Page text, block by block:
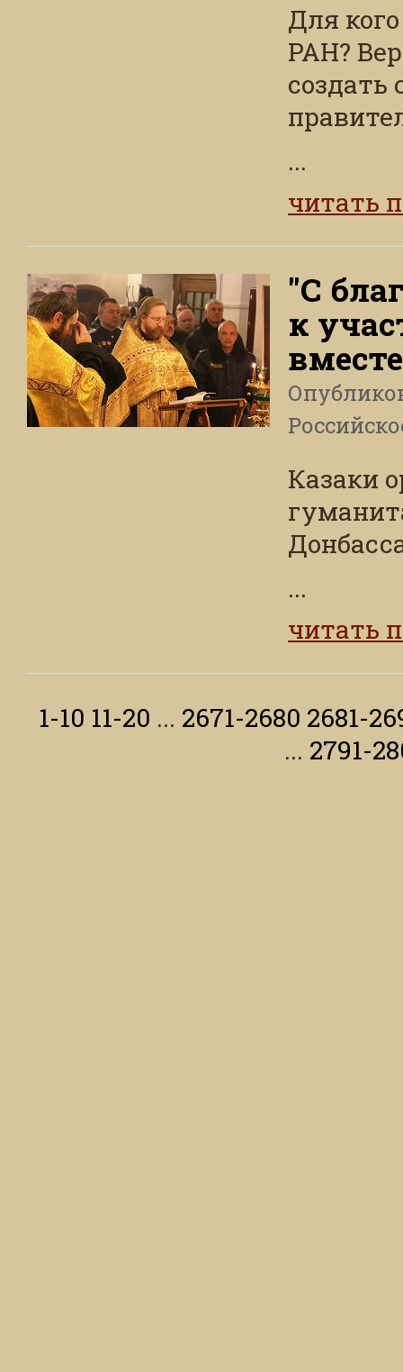
Для
РАН?
создать
...
читать
"С
к
Казаки
...
читать
1-10 11-20 ... 2671-2680 2681-
... 2791-